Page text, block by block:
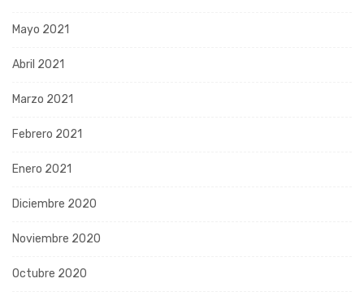
Mayo 2021
Abril 2021
Marzo 2021
Febrero 2021
Enero 2021
Diciembre 2020
Noviembre 2020
Octubre 2020